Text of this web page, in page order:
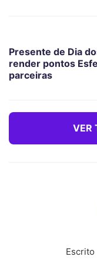
Presente de Dia
render pontos
parceiras
VER